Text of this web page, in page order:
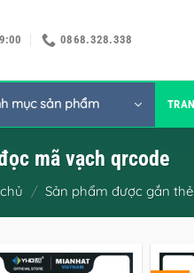
0868.328.338
mục sản phẩm
mã vạch qrcode
/ Sản phẩm được gắn